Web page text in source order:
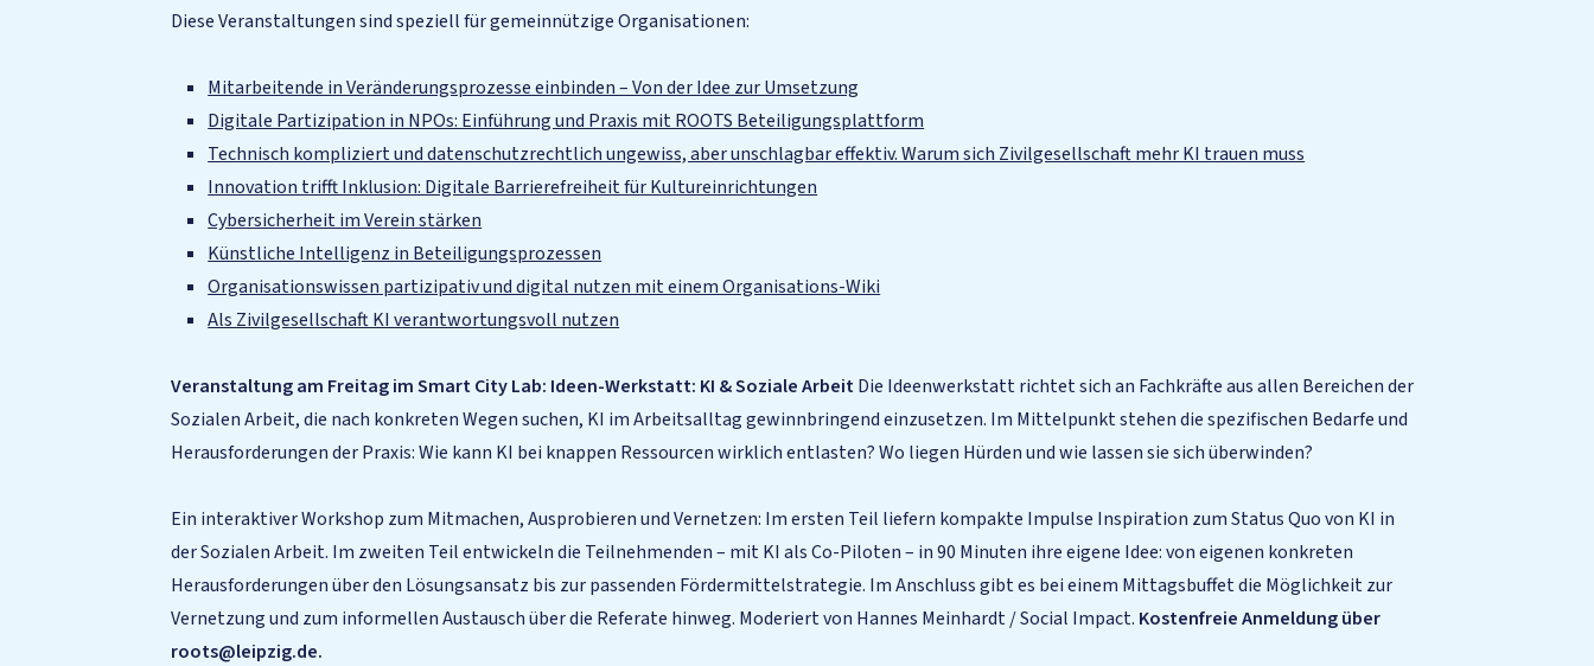
Diese Veranstaltungen sind speziell für gemeinnützige Organisationen:
Mitarbeitende in Veränderungsprozesse einbinden – Von der Idee zur Umsetzung
Digitale Partizipation in NPOs: Einführung und Praxis mit ROOTS Beteiligungsplattform
Technisch kompliziert und datenschutzrechtlich ungewiss, aber unschlagbar effektiv. Warum sich Zivilgesellschaft mehr KI trauen muss
Innovation trifft Inklusion: Digitale Barrierefreiheit für Kultureinrichtungen
Cybersicherheit im Verein stärken
Künstliche Intelligenz in Beteiligungsprozessen
Organisationswissen partizipativ und digital nutzen mit einem Organisations-Wiki
Als Zivilgesellschaft KI verantwortungsvoll nutzen
Veranstaltung am Freitag im Smart City Lab: Ideen-Werkstatt: KI & Soziale ArbeitDie Ideenwerkstatt richtet sich an Fachkräfte aus allen Bereichen der
Sozialen Arbeit, die nach konkreten Wegen suchen, KI im Arbeitsalltag gewinnbringend einzusetzen. Im Mittelpunkt stehen die spezifischen Bedarfe und
Herausforderungen der Praxis: Wie kann KI bei knappen Ressourcen wirklich entlasten? Wo liegen Hürden und wie lassen sie sich überwinden?
Ein interaktiver Workshop zum Mitmachen, Ausprobieren und Vernetzen: Im ersten Teil liefern kompakte Impulse Inspiration zum Status Quo von KI in
der Sozialen Arbeit. Im zweiten Teil entwickeln die Teilnehmenden – mit KI als Co-Piloten – in 90 Minuten ihre eigene Idee: von eigenen konkreten
Herausforderungen über den Lösungsansatz bis zur passenden Fördermittelstrategie. Im Anschluss gibt es bei einem Mittagsbuffet die Möglichkeit zur
Vernetzung und zum informellen Austausch über die Referate hinweg. Moderiert von Hannes Meinhardt / Social Impact. Kostenfreie Anmeldung über
roots@leipzig.de.